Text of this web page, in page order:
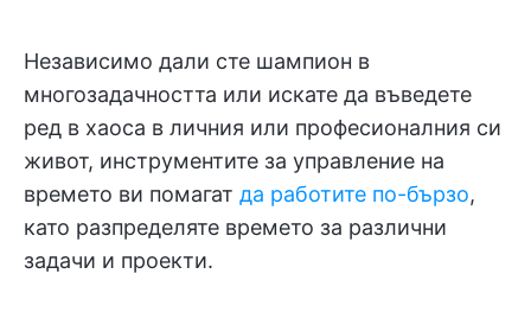
Независимо дали сте шампион в
многозадачността или искате да въведете
ред в хаоса в личния или професионалния си
живот, инструментите за управление на
времето ви помагат да работите по-бързо,
като разпределяте времето за различни
задачи и проекти.